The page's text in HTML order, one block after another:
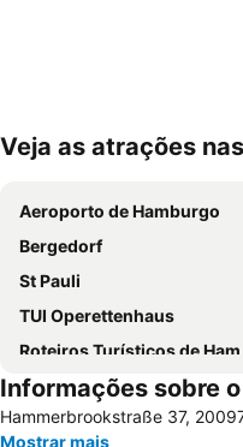
Ampliar mapa
Veja as atrações
Aeroporto de Hamburgo
Bergedorf
St Pauli
TUI Operettenhaus
Roteiros Turísticos de Hamburgo
Hamburg Marathon
Panoptikum
Informações sobre
Hammerbrookstraße 37,
Mostrar mais